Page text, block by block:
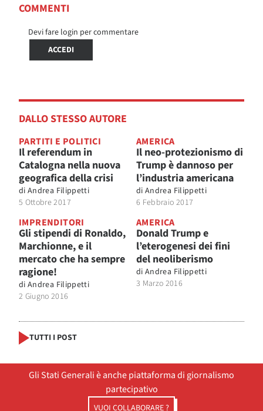
COMMENTI
Devi fare login per commentare
ACCEDI
DALLO STESSO AUTORE
PARTITI E POLITICI
Il referendum in
Catalogna nella nuova
geografica della crisi
di Andrea Filippetti
5 Ottobre 2017
AMERICA
Il neo-protezionismo di
Trump è dannoso per
l’industria americana
di Andrea Filippetti
6 Febbraio 2017
IMPRENDITORI
Gli stipendi di Ronaldo,
Marchionne, e il
mercato che ha sempre
ragione!
di Andrea Filippetti
2 Giugno 2016
AMERICA
Donald Trump e
l’eterogenesi dei fini
del neoliberismo
di Andrea Filippetti
3 Marzo 2016
TUTTI I POST
Gli Stati Generali è anche piattaforma di giornalismo
partecipativo
VUOI COLLABORARE ?